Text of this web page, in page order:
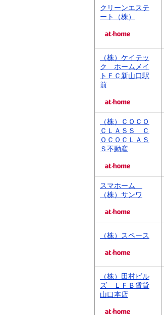
クリーンエステ
ート（株）
（株）ケイテッ
ク ホームメイ
トＦＣ新山口駅
前
（株）ＣＯＣＯ
ＣＬＡＳＳ Ｃ
ＯＣＯＣＬＡＳ
Ｓ不動産
スマホーム
（株）サンワ
（株）スペース
（株）田村ビル
ズ ＬＦＢ賃貸
山口本店